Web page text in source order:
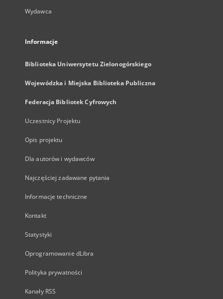
Wydawca
Informacje
Biblioteka Uniwersytetu Zielonogórskiego
Wojewódzka i Miejska Biblioteka Publiczna
Federacja Bibliotek Cyfrowych
Uczestnicy Projektu
Opis projektu
Dla autorów i wydawców
Najczęściej zadawane pytania
Informacje techniczne
Kontakt
Statystyki
Oprogramowanie dLibra
Polityka prywatności
Kanały RSS